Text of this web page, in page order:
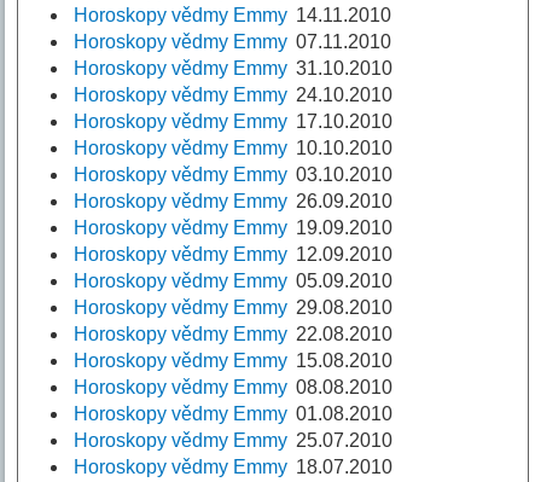
Horoskopy vědmy Emmy 14.11.2010
Horoskopy vědmy Emmy 07.11.2010
Horoskopy vědmy Emmy 31.10.2010
Horoskopy vědmy Emmy 24.10.2010
Horoskopy vědmy Emmy 17.10.2010
Horoskopy vědmy Emmy 10.10.2010
Horoskopy vědmy Emmy 03.10.2010
Horoskopy vědmy Emmy 26.09.2010
Horoskopy vědmy Emmy 19.09.2010
Horoskopy vědmy Emmy 12.09.2010
Horoskopy vědmy Emmy 05.09.2010
Horoskopy vědmy Emmy 29.08.2010
Horoskopy vědmy Emmy 22.08.2010
Horoskopy vědmy Emmy 15.08.2010
Horoskopy vědmy Emmy 08.08.2010
Horoskopy vědmy Emmy 01.08.2010
Horoskopy vědmy Emmy 25.07.2010
Horoskopy vědmy Emmy 18.07.2010